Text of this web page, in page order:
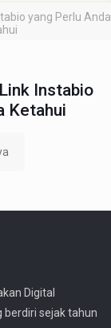
yang Perlu Anda
Instabio
Ketahui
Digital
berdiri sejak tahun